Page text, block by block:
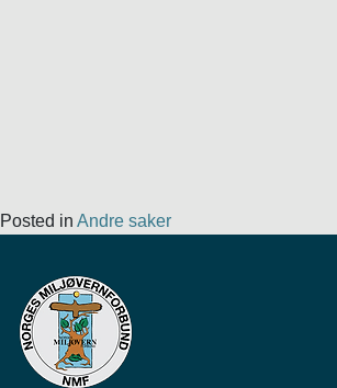
Posted in Andre saker